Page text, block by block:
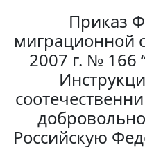
Приказ
миграционной
2007 г. № 166
Российскую